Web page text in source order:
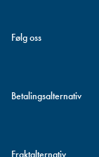
Følg oss
Betalingsalternativ
Fraktalternativ